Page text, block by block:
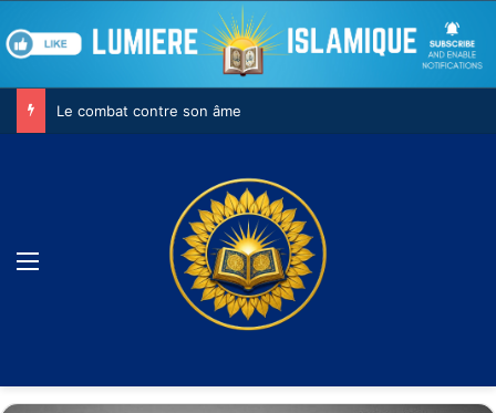
Le combat contre son âme